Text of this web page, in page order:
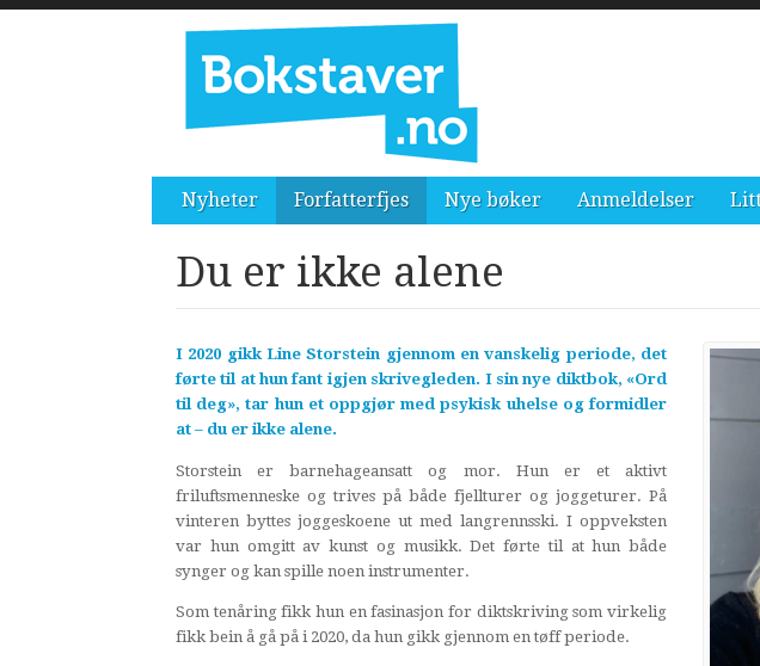
Nyheter Forfatterfjes Nye bøker Anmeldelser
Du er ikke alene
I 2020 gikk Line Storstein gjennom en vanskelig periode, det
førte til at hun fant igjen skrivegleden. I sin nye diktbok, «Ord
til deg», tar hun et oppgjør med psykisk uhelse og formidler
at – du er ikke alene.
Storstein er barnehageansatt og mor. Hun er et aktivt
friluftsmenneske og trives på både fjellturer og joggeturer. På
vinteren byttes joggeskoene ut med langrennsski. I oppveksten
var hun omgitt av kunst og musikk. Det førte til at hun både
synger og kan spille noen instrumenter.
Som tenåring fikk hun en fasinasjon for diktskriving som virkelig
fikk bein å gå på i 2020, da hun gikk gjennom en tøff periode.